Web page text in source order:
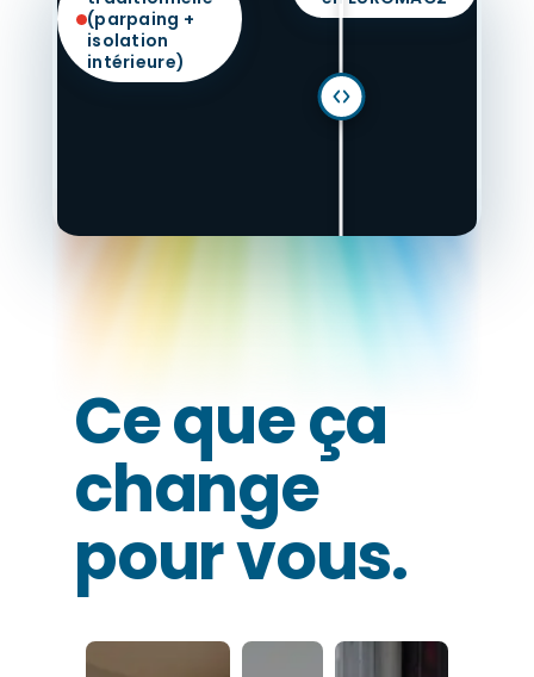
(parpaing +
isolation
intérieure)
Ce que ça
change
pour vous.